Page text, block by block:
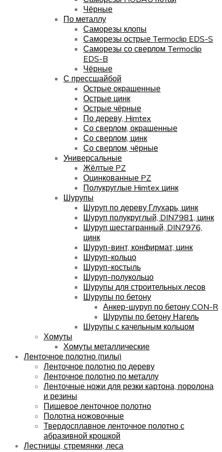
Чёрные
По металлу
Саморезы клопы
Саморезы острые Termoclip EDS-S
Саморезы со сверлом Termoclip
EDS-B
Чёрные
С прессшайбой
Острые окрашенные
Острые цинк
Острые чёрные
По дереву, Himtex
Со сверлом, окрашенные
Со сверлом, цинк
Со сверлом, чёрные
Универсальные
Жёлтые PZ
Оцинкованные PZ
Полукруглые Himtex цинк
Шурупы
Шуруп по дереву Глухарь, цинк
Шуруп полукруглый, DIN7981, цинк
Шуруп шестагранный, DIN7976,
цинк
Шуруп-винт, конфирмат, цинк
Шуруп-кольцо
Шуруп-костыль
Шуруп-полукольцо
Шурупы для строительных лесов
Шурупы по бетону
Анкер-шуруп по бетону CON-R
Шурупы по бетону Нагель
Шурупы с качельным кольцом
Хомуты
Хомуты металлические
Ленточное полотно (пилы)
Ленточное полотно по дереву
Ленточное полотно по металлу
Ленточные ножи для резки картона, поролона
и резины
Пищевое ленточное полотно
Полотна ножовочные
Твердосплавное ленточное полотно с
абразивной крошкой
Лестницы, стремянки, леса